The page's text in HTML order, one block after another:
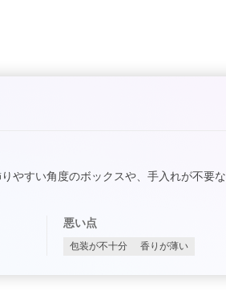
すい角度のボックスや、手入れが不要
悪い点
包装が不十分 香りが薄い